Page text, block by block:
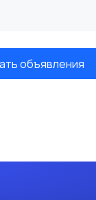
объявления